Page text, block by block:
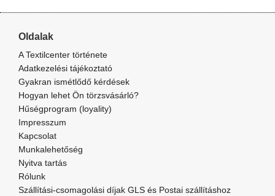
Oldalak
A Textilcenter története
Adatkezelési tájékoztató
Gyakran ismétlődő kérdések
Hogyan lehet Ön törzsvásárló?
Hűségprogram (loyality)
Impresszum
Kapcsolat
Munkalehetőség
Nyitva tartás
Rólunk
Szállítási-csomagolási díjak GLS és Postai szállításhoz